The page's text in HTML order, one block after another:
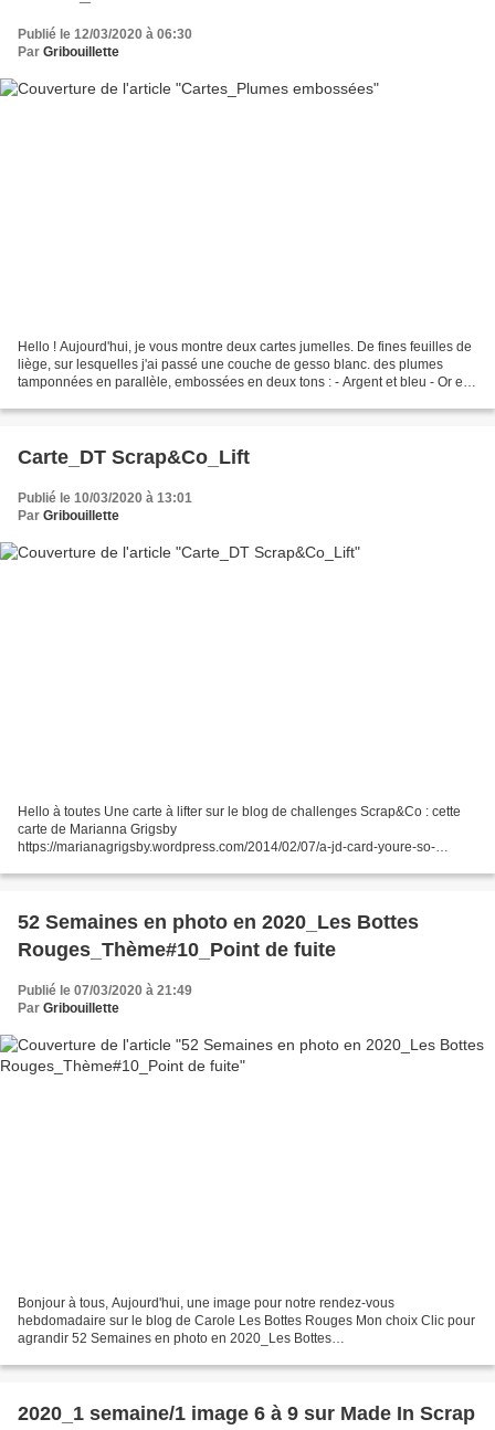
Publié le 12/03/2020 à 06:30
Par Gribouillette
Hello ! Aujourd'hui, je vous montre deux cartes jumelles. De fines feuilles de
liège, sur lesquelles j'ai passé une couche de gesso blanc. des plumes
tamponnées en parallèle, embossées en deux tons : - Argent et bleu - Or et
Carte_DT Scrap&Co_Lift
Publié le 10/03/2020 à 13:01
Par Gribouillette
Hello à toutes Une carte à lifter sur le blog de challenges Scrap&Co : cette
carte de Marianna Grigsby
https://marianagrigsby.wordpress.com/2014/02/07/a-jd-card-youre-so-
carte...
52 Semaines en photo en 2020_Les Bottes
Rouges_Thème#10_Point de fuite
Publié le 07/03/2020 à 21:49
Par Gribouillette
Bonjour à tous, Aujourd'hui, une image pour notre rendez-vous
hebdomadaire sur le blog de Carole Les Bottes Rouges Mon choix Clic pour
agrandir 52 Semaines en photo en 2020_Les Bottes
2020_1 semaine/1 image 6 à 9 sur Made In Scrap